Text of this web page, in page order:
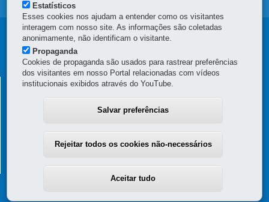
Navegação
Principal
SEAP
SECRETARIA DE ESTADO DA ADMINISTRAÇÃO E DA
PREVIDÊNCIA
Palácio das Araucárias
(41) 3313-6000 / 6264 - Horário de atendimento: 8h30 a 12h e 13h30 a
Estatísticos
Esses cookies nos ajudam a entender como os visitantes
interagem com nosso site. As informações são coletadas
anonimamente, não identificam o visitante.
Propaganda
Cookies de propaganda são usados para rastrear preferências
dos visitantes em nosso Portal relacionadas com vídeos
institucionais exibidos através do YouTube.
Salvar preferências
Rejeitar todos os cookies não-necessários
Aceitar tudo